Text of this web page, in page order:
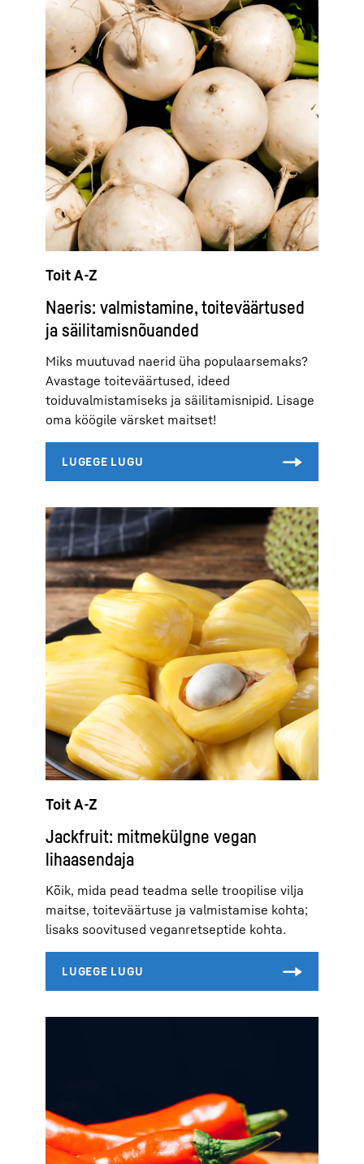
Toit A-Z
Naeris: valmistamine, toiteväärtused
ja säilitamisnõuanded
Miks muutuvad naerid üha populaarsemaks?
Avastage toiteväärtused, ideed
toiduvalmistamiseks ja säilitamisnipid. Lisage
oma köögile värsket maitset!
Toit A-Z
Jackfruit: mitmekülgne vegan
lihaasendaja
Kõik, mida pead teadma selle troopilise vilja
maitse, toiteväärtuse ja valmistamise kohta;
lisaks soovitused veganretseptide kohta.